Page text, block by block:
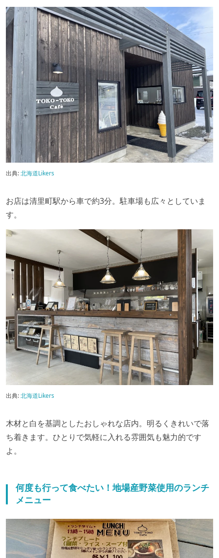
出典:北海道Likers
お店は清里町駅から車で約3分。駐車場も広々としていま
す。
出典:北海道Likers
木材と白を基調としたおしゃれな店内。明るくきれいで落
ち着きます。ひとりで気軽に入れる雰囲気も魅力的です
よ。
何度も行って食べたい！地場産野菜使用のランチ
メニュー